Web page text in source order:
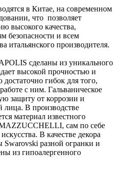
в Китае, на современном
что позволяет
высокого качества,
безопасности и всем
итальянского производителя.
сделаны из уникального
высокой прочностью и
гибок для того,
с ним. Гальваническое
защиту от коррозии и
лица. В производстве
материал известного
MAZZUCCHELLI, сам по себе
В качестве декора
разной огранки и
из гипоалергенного